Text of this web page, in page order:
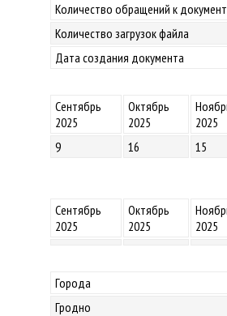
Количество обращений к
Количество загрузок файла
Дата создания документа
Сентябрь
2025
Октябрь
2025
2025
9
16 15
Сентябрь
2025
Октябрь
2025
2025
Города
Гродно